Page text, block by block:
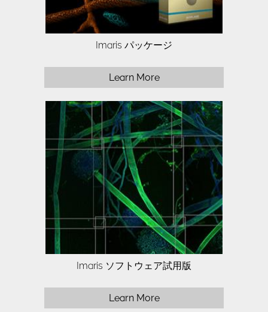
Imaris パッケージ
Learn More
Sign up today to explore the new
features in our market leading 3/4D
software.
Imaris ソフトウェア試用版
Learn More